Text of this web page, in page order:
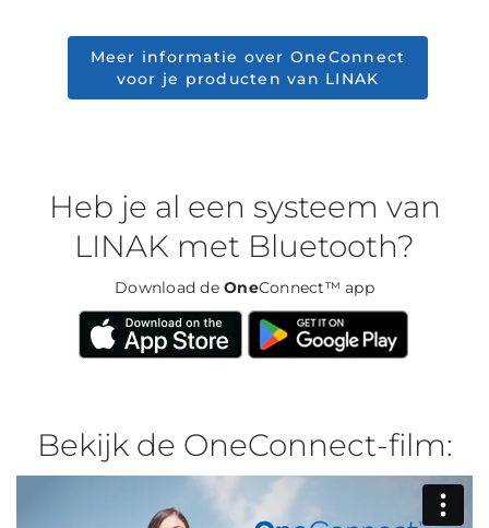
Meer informatie over OneConnect
voor je producten van LINAK
Heb je al een systeem van
LINAK met Bluetooth?
Download deOneConnect™ app
Bekijk de OneConnect-film: